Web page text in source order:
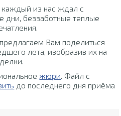
из нас ждал с
дни, беззаботные теплые
Вам поделиться
лета, изобразив их на
жюри. Файл с
до последнего дня приёма